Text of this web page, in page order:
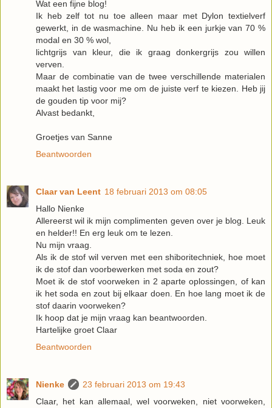
Wat een fijne blog!
Ik heb zelf tot nu toe alleen maar met Dylon textielverf
gewerkt, in de wasmachine. Nu heb ik een jurkje van 70 %
modal en 30 % wol,
lichtgrijs van kleur, die ik graag donkergrijs zou willen
verven.
Maar de combinatie van de twee verschillende materialen
maakt het lastig voor me om de juiste verf te kiezen. Heb jij
de gouden tip voor mij?
Alvast bedankt,
Groetjes van Sanne
Beantwoorden
Claar van Leent 18 februari 2013 om 08:05
Hallo Nienke
Allereerst wil ik mijn complimenten geven over je blog. Leuk
en helder!! En erg leuk om te lezen.
Nu mijn vraag.
Als ik de stof wil verven met een shiboritechniek, hoe moet
ik de stof dan voorbewerken met soda en zout?
Moet ik de stof voorweken in 2 aparte oplossingen, of kan
ik het soda en zout bij elkaar doen. En hoe lang moet ik de
stof daarin voorweken?
Ik hoop dat je mijn vraag kan beantwoorden.
Hartelijke groet Claar
Beantwoorden
Nienke
23 februari 2013 om 19:43
Claar, het kan allemaal, wel voorweken, niet voorweken,